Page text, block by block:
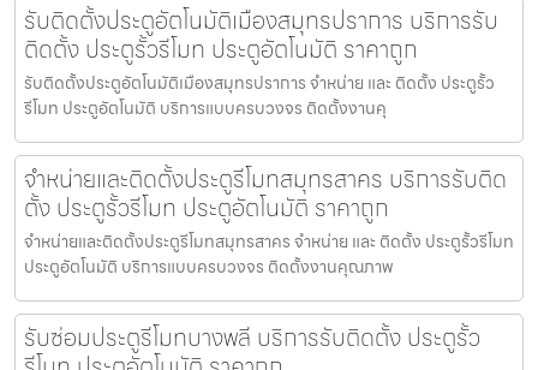
รับติดตั้งประตูอัตโนมัติเมืองสมุทรปราการ บริการรับ
ติดตั้ง ประตูรั้วรีโมท ประตูอัตโนมัติ ราคาถูก
รับติดตั้งประตูอัตโนมัติเมืองสมุทรปราการ จำหน่าย และ ติดตั้ง ประตูรั้ว
รีโมท ประตูอัตโนมัติ บริการแบบครบวงจร ติดตั้งงานคุ
จำหน่ายและติดตั้งประตูรีโมทสมุทรสาคร บริการรับติด
ตั้ง ประตูรั้วรีโมท ประตูอัตโนมัติ ราคาถูก
จำหน่ายและติดตั้งประตูรีโมทสมุทรสาคร จำหน่าย และ ติดตั้ง ประตูรั้วรีโมท
ประตูอัตโนมัติ บริการแบบครบวงจร ติดตั้งงานคุณภาพ
รับซ่อมประตูรีโมทบางพลี บริการรับติดตั้ง ประตูรั้ว